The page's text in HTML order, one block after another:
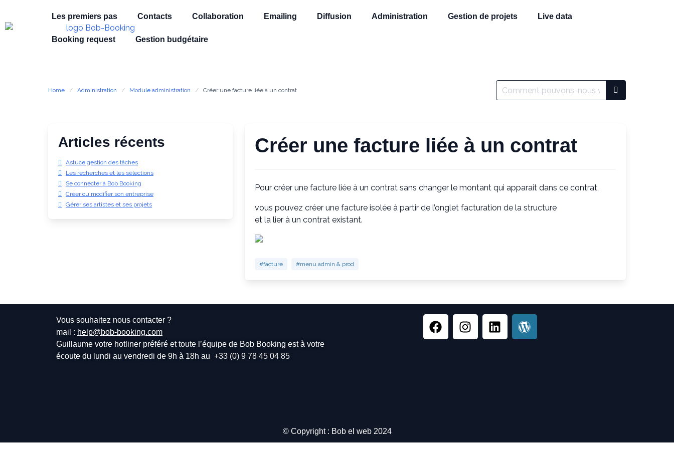
Les premiers pas Contacts Collaboration Emailing Diffusion Administration Gestion de projets Live data
Booking request Gestion budgétaire
Home Administration Module administration Créer une facture liée à un contrat
Articles récents
Astuce gestion des tâches
Les recherches et les sélections
Se connecter à Bob Booking
Créer ou modifier son entreprise
Gérer ses artistes et ses projets
Créer une facture liée à un contrat
Pour créer une facture liée à un contrat sans changer le montant qui apparait dans ce contrat,
vous pouvez créer une facture isolée à partir de l’onglet facturation de la structure
et la lier à un contrat existant.
#facture #menu admin & prod
Vous souhaitez nous contacter ?
mail : help@bob-booking.com
Guillaume votre hotliner préféré et toute l’équipe de Bob Booking est à votre
écoute du lundi au vendredi de 9h à 18h au +33 (0) 9 78 45 04 85
© Copyright : Bob el web 2024